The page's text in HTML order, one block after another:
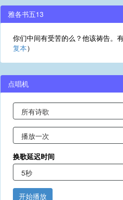
雅各书五13
你们中间有受苦的么？他该祷告。
复本）
点唱机
换歌延迟时间
开始播放